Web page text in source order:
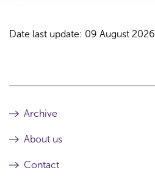
Date last update: 09 August 2026
Archive
About us
Contact